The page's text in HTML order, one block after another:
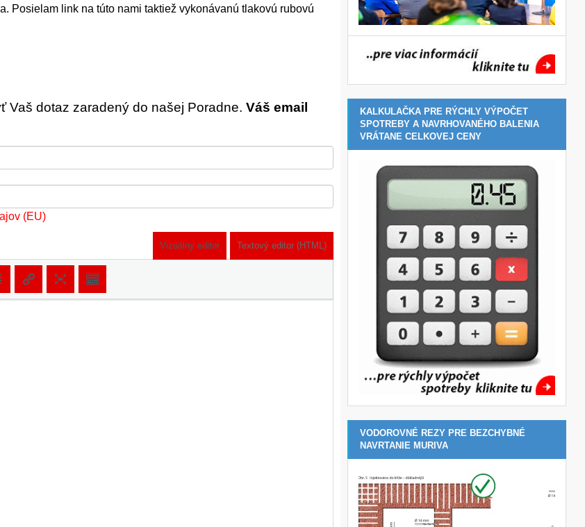
Posielam link na túto nami taktiež vykonávanú tlakovú rubovú
Vaš dotaz zaradený do našej Poradne. Váš email
(EU)
Vizuálny editor Textový editor (HTML)
KALKULAČKA PRE RÝCHLY VÝPOČET
SPOTREBY A NAVRHOVANÉHO BALENIA
VRÁTANE CELKOVEJ CENY
VODOROVNÉ REZY PRE BEZCHYBNÉ
NAVRTANIE MURIVA